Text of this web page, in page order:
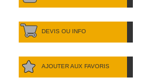
DEVIS OU INFO
AJOUTER AUX FAVORIS